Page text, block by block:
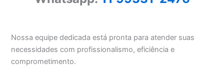
Nossa equipe dedicada está pronta para atender suas
necessidades com profissionalismo, eficiência e
comprometimento.